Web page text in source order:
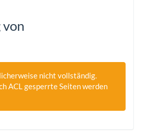
nicht vollständig.
ACL gesperrte Seiten werden